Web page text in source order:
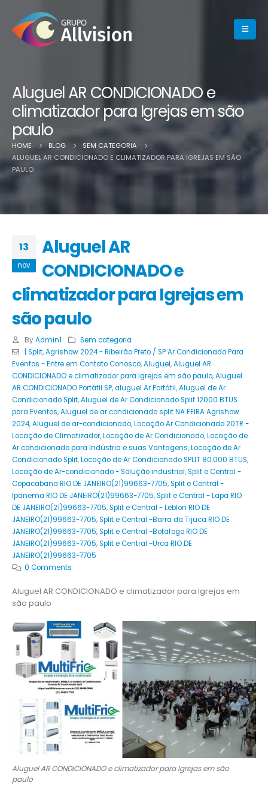
Aluguel AR CONDICIONADO e
climatizador para Igrejas em são
paulo
HOME BLOG
SEM CATEGORIA
ALUGUEL AR CONDICIONADO E CLIMATIZADOR PARA IGREJAS EM SÃO
PAULO
13
nov
Aluguel AR
CONDICIONADO e
climatizador para Igrejas em
são paulo
By Admin1
Sem categoria
| Split,Agrishow 2024 - Ribeirão Preto / SP Ar Condicionado Para
Eventos - Entre em Contato Conosco,Aluguel,Aluguel AR
CONDICIONADO e climatizador para Igrejas em são paulo,Aluguel
AR CONDICIONADO Portátil SP,aluguel Ar Portátil,Aluguel de Ar
Condicionado Split,Aluguel de Ar Condicionado Split 12000 BTUS
para Eventos,Aluguel de ar condicionado split NA FEIRA Agrishow
2024,Aluguel de ar-condicionado,Locação Ar Condicionado 20TR -
Locação de Climatizador,Locação de Ar Condicionado,Locação de
Ar condicionado para Indústria e suas Vantagens,Locação de Ar
Condicionado Split,Locação de Ar Condicionado SPLIT 80.000 BTUS,
Locação de Ar-condicionado - Solução industrial,Split e Central -
Copacabana RIO DE JANEIRO(21)99663-7705,Split e Central -
Ipanema RIO DE JANEIRO(21)99663-7705,Split e Central - Lapa RIO
DE JANEIRO(21)99663-7705,Split e Central - Leblon RIO DE
JANEIRO(21)99663-7705,Split e Central -Barra da Tijuca RIO DE
JANEIRO(21)99663-7705,Split e Central -Botafogo RIO DE
JANEIRO(21)99663-7705,Split e Central -Urca RIO DE
JANEIRO(21)99663-7705
0 Comments
Aluguel AR CONDICIONADO e climatizador para Igrejas em
são paulo
Aluguel AR CONDICIONADO e climatizador para Igrejas em são
paulo